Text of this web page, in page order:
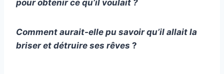
pour obtenir ce qu’il voulait ?
Comment aurait-elle pu savoir qu’il allait la
briser et détruire ses rêves ?